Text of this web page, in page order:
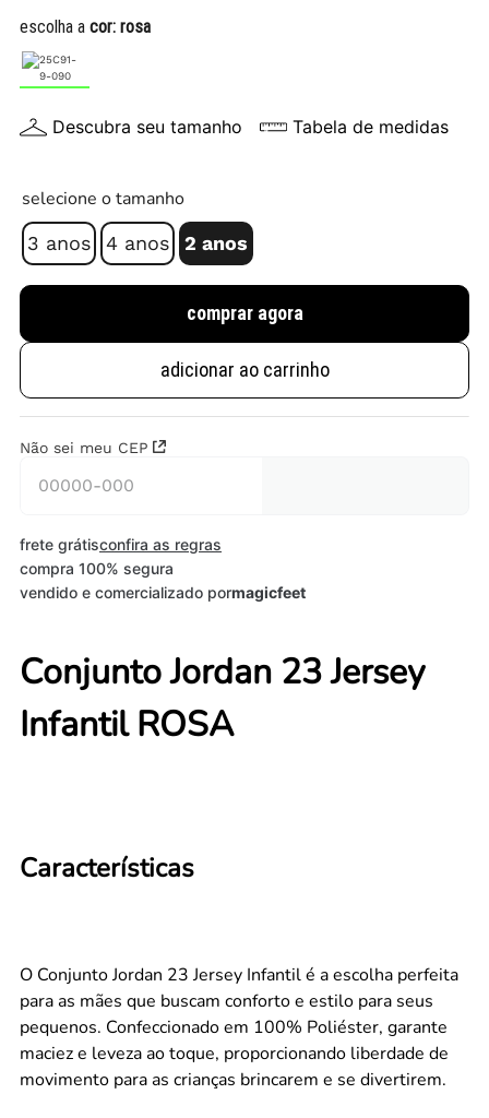
escolha a cor: rosa
Descubra seu tamanho Tabela de medidas
selecione o tamanho
3 anos 4 anos 2 anos
comprar agora
adicionar ao carrinho
Não sei meu CEP
frete grátisconfira as regras
compra 100% segura
vendido e comercializado pormagicfeet
Conjunto Jordan 23 Jersey
Infantil ROSA
Características
O Conjunto Jordan 23 Jersey Infantil é a escolha perfeita
para as mães que buscam conforto e estilo para seus
pequenos. Confeccionado em 100% Poliéster, garante
maciez e leveza ao toque, proporcionando liberdade de
movimento para as crianças brincarem e se divertirem.